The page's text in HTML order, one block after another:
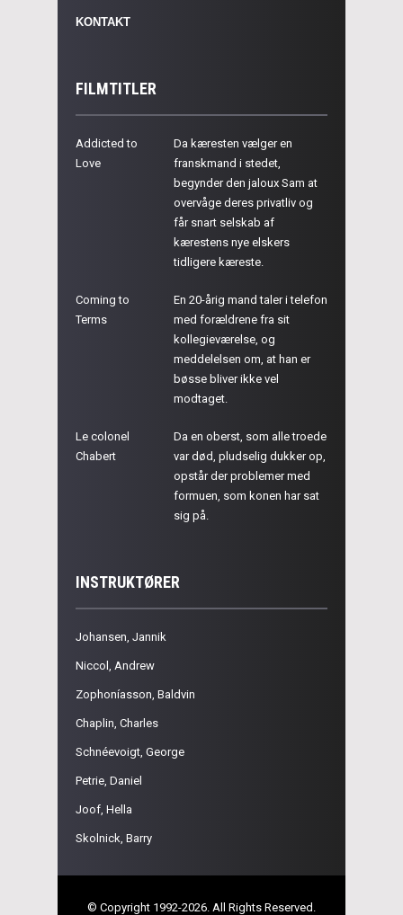
KONTAKT
FILMTITLER
Addicted to
Love
Da kæresten vælger en
franskmand i stedet,
begynder den jaloux Sam at
overvåge deres privatliv og
får snart selskab af
kærestens nye elskers
tidligere kæreste.
Coming to
Terms
En 20-årig mand taler i telefon
med forældrene fra sit
kollegieværelse, og
meddelelsen om, at han er
bøsse bliver ikke vel
modtaget.
Le colonel
Chabert
Da en oberst, som alle troede
var død, pludselig dukker op,
opstår der problemer med
formuen, som konen har sat
sig på.
INSTRUKTØRER
Johansen, Jannik
Niccol, Andrew
Zophoníasson, Baldvin
Chaplin, Charles
Schnéevoigt, George
Petrie, Daniel
Joof, Hella
Skolnick, Barry
© Copyright 1992-2026. All Rights Reserved.